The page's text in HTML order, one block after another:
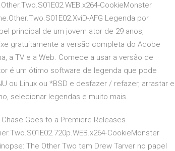
CookieMonster
AFG Legenda por
principal de um jovem ator de 29 anos,
gratuitamente a versão completa do Adobe
a TV e a Web. Comece a usar a versão de
é um ótimo software de legenda que pode
ou Linux ou *BSD e desfazer / refazer, arrastar e
selecionar legendas e muito mais.
Goes to a Premiere Releases
CookieMonster
The Other Two tem Drew Tarver no papel